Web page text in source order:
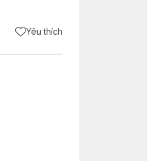
Yêu thích